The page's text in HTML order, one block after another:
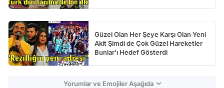
Güzel Olan Her Şeye Karşı Olan Yeni
Akit Şimdi de Çok Güzel Hareketler
Bunlar'ı Hedef Gösterdi
Yorumlar ve Emojiler Aşağıda